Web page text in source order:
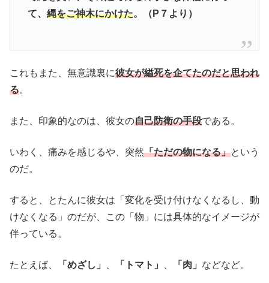
て、 縄をご神木にかけた。（P７より）
これもまた、無意識裏に彼女が縊死を企てたのだと思われ
る。
また、印象的なのは、彼女の自己防衛の手段である。
いわく、痛みを感じるや、突然「ただの物になる」という
のだ。
すると、とたんに彼女は「変化を受け付けなくなるし、動
けなくなる」のだが、この「物」には具体的なイメージが
伴っている。
たとえば、 「めざし」 「トマト」 「肉」 などなど。